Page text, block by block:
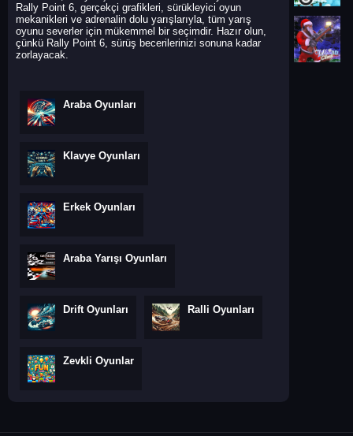
Rally Point 6, gerçekçi grafikleri, sürükleyici oyun
mekanikleri ve adrenalin dolu yarışlarıyla, tüm yarış
oyunu severler için mükemmel bir seçimdir. Hazır olun,
çünkü Rally Point 6, sürüş becerilerinizi sonuna kadar
zorlayacak.
Araba Oyunları
Klavye Oyunları
Erkek Oyunları
Araba Yarışı Oyunları
Drift Oyunları Ralli Oyunları
Zevkli Oyunlar